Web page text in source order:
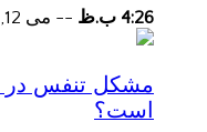
4:26 ب.ظ -- می 12, 2025
مشکل تنفس در
است؟